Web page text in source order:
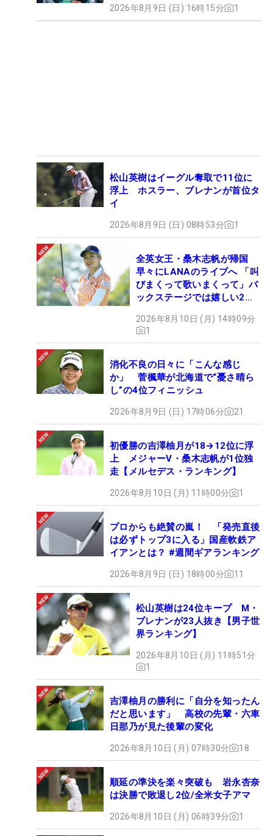
2026年8月9日 (日) 16時15分 1
松山英樹はイーグル奪取で11位に
浮上 ホスラー、ブレナンが首位タ
イ
2026年8月9日 (日) 08時53分 1
全英女王・桑木志帆が帰国
早々にLANAのライブへ 「叫
びまくって歌いまくって」バ
ックステージでは嬉しい2シ
2026年8月10日 (月) 14時09分
1
消化不良の日々に「こんな感じ
か」 菅楓華が北海道で“憂さ晴ら
し”の4位フィニッシュ
2026年8月9日 (日) 17時06分 21
初優勝の吉澤柚月が18→12位に浮
上 メジャーV・桑木志帆が1位独
走【メルセデス・ランキング】
2026年8月10日 (月) 11時00分 1
プロからも絶賛の嵐！ 「発売直後
は必ずトップ3に入る」国産軟鉄ア
イアンとは？ #週間ギアランキング
2026年8月9日 (日) 18時00分 11
松山英樹は24位キープ M・
ブレナンが23人抜き【男子世
界ランキング】
2026年8月10日 (月) 11時51分
1
吉澤柚月の勝利に「自分を知ったん
だと思います」 高校の先輩・六車
日那乃が見た後輩の変化
2026年8月10日 (月) 07時30分 18
順延の準決を楽々突破も 岩永杏奈
は決勝で敗退し2位/全米女子アマ
2026年8月10日 (月) 06時39分 1